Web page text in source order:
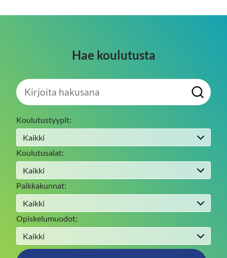
Hae koulutusta
Kirjoita
hakusana
H
a
Koulutustyypit:
Koulutusalat:
Paikkakunnat:
Opiskelumuodot: